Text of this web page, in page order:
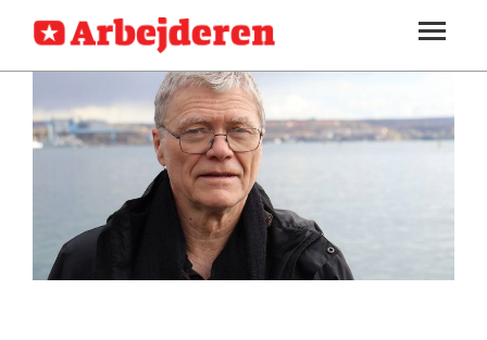
SEKTIONER
ARBEJDEREN
MENER
FAGLIGT
INDLAND
UDLAND
SOUNDCLOUD
ABONNER
LOG IND